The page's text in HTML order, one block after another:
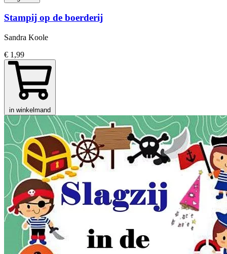
Stampij op de boerderij
Sandra Koole
€ 1,99
in winkelmand